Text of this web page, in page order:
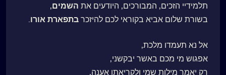
תלמידיי הזכים, המבורכים, היודעים את השמים,
בשורת שלום אביא בקוראי לכם להיזכר בתפארת אורו.
אל נא תעמדו מלכת,
אפגוש מי מכם באשר יבקשני,
רק יאמר מילות שמי ולקריאתו אענה,